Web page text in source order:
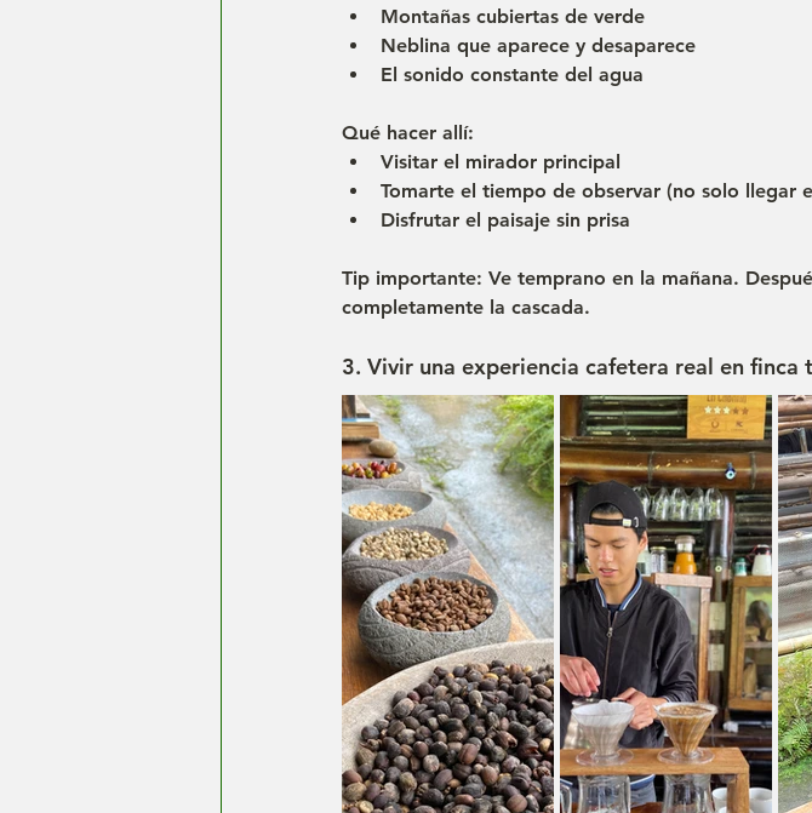
Montañas cubiertas de verde
Neblina que aparece y desaparece
El sonido constante del agua
Qué hacer allí:
Visitar el mirador principal
Tomarte el tiempo de observar (no solo llegar
Disfrutar el paisaje sin prisa
Tip importante: Ve temprano en la mañana.
completamente la cascada.
3. Vivir una experiencia cafetera real en finca